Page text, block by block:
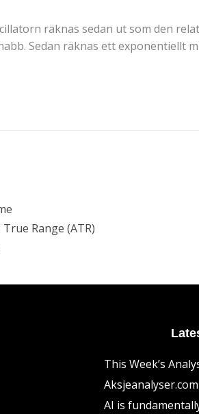
räknas sedan ut som den
Sedan räknas ett exponentiellt
Range (ATR)
This Week’s
AI is